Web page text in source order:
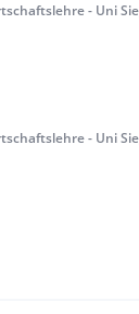
- Uni
- Uni